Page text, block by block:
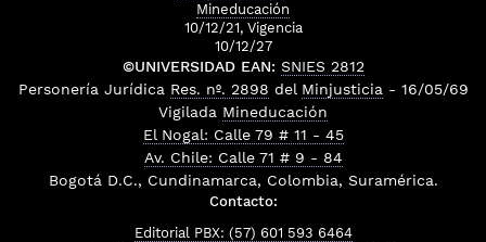
Mineducación
10/12/21, Vigencia
10/12/27
©UNIVERSIDAD EAN: SNIES 2812
Personería Jurídica Res. nº. 2898 del Minjusticia - 16/05/69
Vigilada Mineducación
El Nogal: Calle 79 # 11 - 45
Av. Chile: Calle 71 # 9 - 84
Bogotá D.C., Cundinamarca, Colombia, Suramérica.
Contacto:
Editorial PBX: (57) 601 593 6464